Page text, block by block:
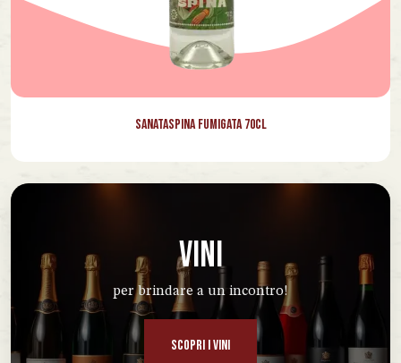
Sanataspina Fumigata 70cl
VINI
per brindare a un incontro!
SCOPRI I VINI